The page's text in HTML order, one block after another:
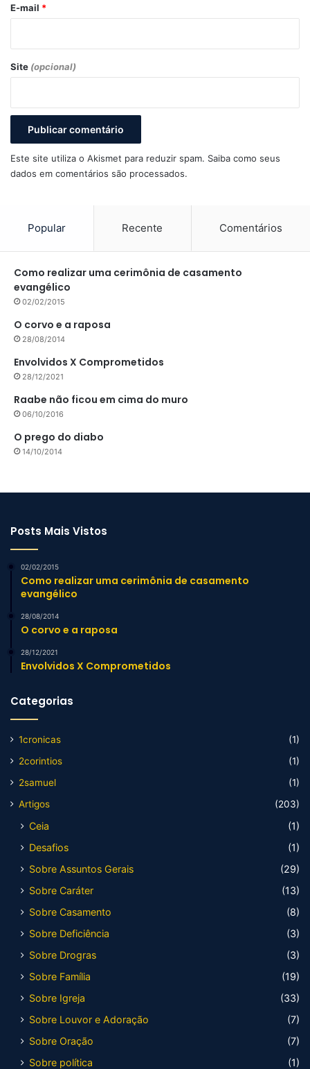
*
E-mail *
Site (opcional)
Este site utiliza o Akismet para reduzir spam. Saiba como seus
dados em comentários são processados.
Popular Recente Comentários
Como realizar uma cerimônia de casamento
evangélico
02/02/2015
O corvo e a raposa
28/08/2014
Envolvidos X Comprometidos
28/12/2021
Raabe não ficou em cima do muro
06/10/2016
O prego do diabo
14/10/2014
Posts Mais Vistos
02/02/2015
Como realizar uma cerimônia de casamento
evangélico
28/08/2014
O corvo e a raposa
28/12/2021
Envolvidos X Comprometidos
Categorias
1cronicas
(1)
2corintios
(1)
2samuel
(1)
Artigos
(203)
Ceia
(1)
Desafios
(1)
Sobre Assuntos Gerais
(29)
Sobre Caráter
(13)
Sobre Casamento
(8)
Sobre Deficiência
(3)
Sobre Drogras
(3)
Sobre Família
(19)
Sobre Igreja
(33)
Sobre Louvor e Adoração
(7)
Sobre Oração
(7)
Sobre política
(1)